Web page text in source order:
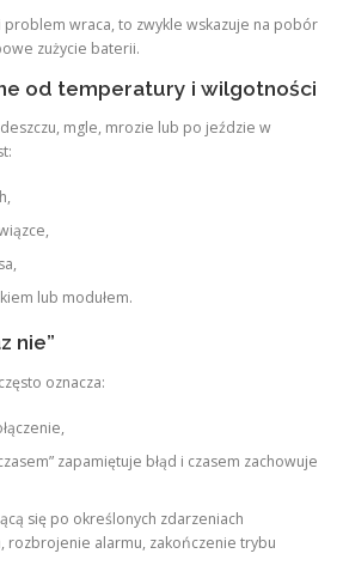
problem wraca, to zwykle wskazuje na pobór
zużycie baterii.
od temperatury i wilgotności
mgle, mrozie lub po jeździe w
lub modułem.
nie”
oznacza:
zapamiętuje błąd i czasem zachowuje
się po określonych zdarzeniach
rozbrojenie alarmu, zakończenie trybu